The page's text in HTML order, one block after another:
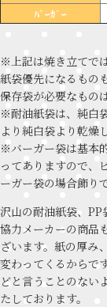
ﾊﾞｰｶﾞｰ
※上記は焼き立てで
紙袋優先になるもの
保存袋が必要なもの
※耐油紙袋は、純白
より純白袋より乾燥
※バーガー袋は基本
ってありますので、
ーガー袋の場合飾り
沢山の耐油紙袋、PP
協力メーカーの商品
ざいます。紙の厚み
変わってくるからで
どと言うことのない
たしております。